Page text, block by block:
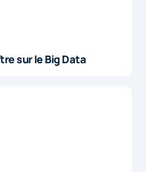
sur le Big Data